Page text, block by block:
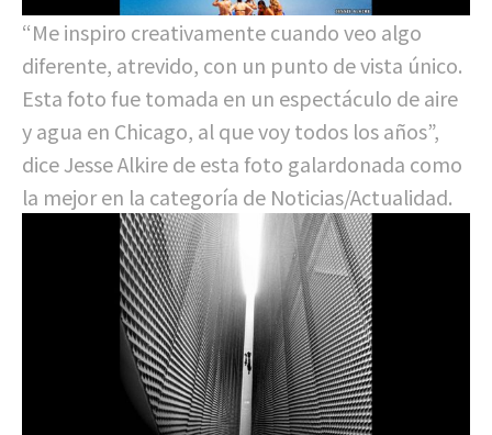
“Me inspiro creativamente cuando veo algo
diferente, atrevido, con un punto de vista único.
Esta foto fue tomada en un espectáculo de aire
y agua en Chicago, al que voy todos los años”,
dice Jesse Alkire de esta foto galardonada como
la mejor en la categoría de Noticias/Actualidad.